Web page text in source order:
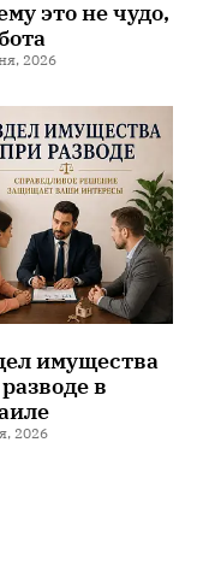
это не чудо,
2026
имущества
в
2026